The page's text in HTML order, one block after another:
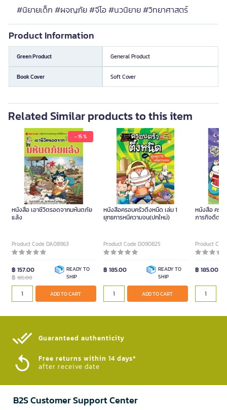
#นิยายเด็ก #ผจญภัย #จีโอ #นวนิยาย #วิทยาศาสตร์
Product Information
Green Product General Product
Book Cover Soft Cover
Related Similar products to this item
- 15 %
หนังสือ เอาชีวิตรอดจากมหันตภัย
แล้ง
Product Code DA08963
฿ 157.00
฿ 185.00
READY TO
SHIP
ADD TO CART
หนังสือครอบครัวตึ๋งหนืด เล่ม 1
ยุทธการหนีความจน(ปกใหม่)
Product Code D090825
฿ 185.00
READY TO
SHIP
ADD TO CART
หนังสือ ครอ
ภารกิจตืดสุ
Product
฿ 185.00
Guaranteed authenticity​
Free returns within 14 days*
after receive date
B2S Customer Support Center